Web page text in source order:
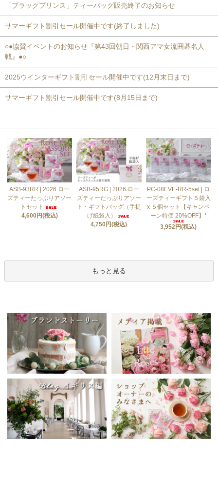
「ブラックプリンス」ティーバッグ販売終了のお知らせ
サマーギフト割引セール開催中です(終了しました)
○●協賛イベントのお知らせ『第43回朝日・関西アマ女流囲碁名人
戦』●○
2025ウインターギフト割引セール開催中です(12月末日まで)
サマーギフト割引セール開催中です(8月15日まで)
ASB-93RR | 2026 ロー
ズティーたっぷりアソー
トセット
4,600円(税込)
ASB-95RG | 2026 ロー
ズティーたっぷりアソー
ト・ギフトバッグ（手提
げ紙袋入）
4,750円(税込)
PC-08EVE-RR-5set | ロ
ーズティーギフト５袋入
x ５個セット【キャンペ
ーン特価 20%OFF】*
3,952円(税込)
もっと見る